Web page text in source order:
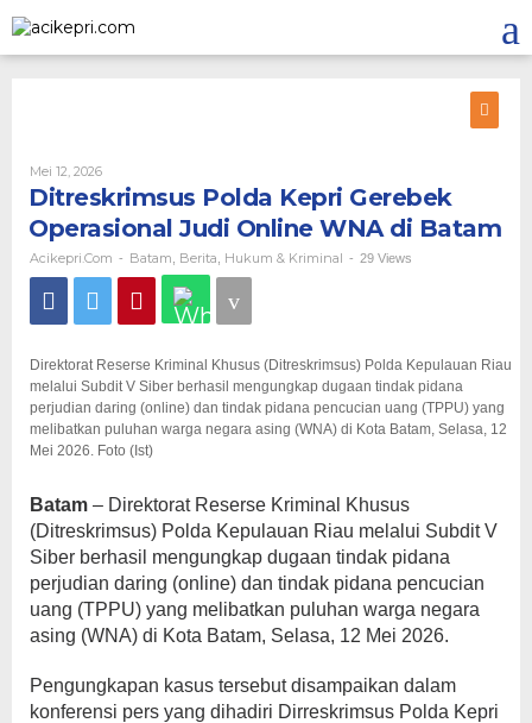
ke
konten
Mei 12, 2026Oleh
Acikepri.com
Ditreskrimsus Polda Kepri Gerebek
Operasional Judi Online WNA di Batam
Acikepri.com - Batam Berita Hukum & Kriminal - 29 Views
Direktorat Reserse Kriminal Khusus (Ditreskrimsus) Polda Kepulauan Riau
melalui Subdit V Siber berhasil mengungkap dugaan tindak pidana
perjudian daring (online) dan tindak pidana pencucian uang (TPPU) yang
melibatkan puluhan warga negara asing (WNA) di Kota Batam, Selasa, 12
Mei 2026. Foto (Ist)
Batam – Direktorat Reserse Kriminal Khusus
(Ditreskrimsus) Polda Kepulauan Riau melalui Subdit V
Siber berhasil mengungkap dugaan tindak pidana
perjudian daring (online) dan tindak pidana pencucian
uang (TPPU) yang melibatkan puluhan warga negara
asing (WNA) di Kota Batam, Selasa, 12 Mei 2026.
Pengungkapan kasus tersebut disampaikan dalam
konferensi pers yang dihadiri Dirreskrimsus Polda Kepri